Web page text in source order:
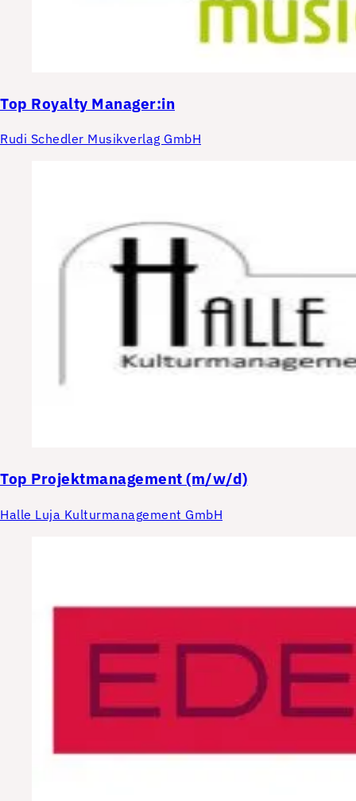
Top Royalty Manager:in
Rudi Schedler Musikverlag GmbH
Top Projektmanagement (m/w/d)
Halle Luja Kulturmanagement GmbH